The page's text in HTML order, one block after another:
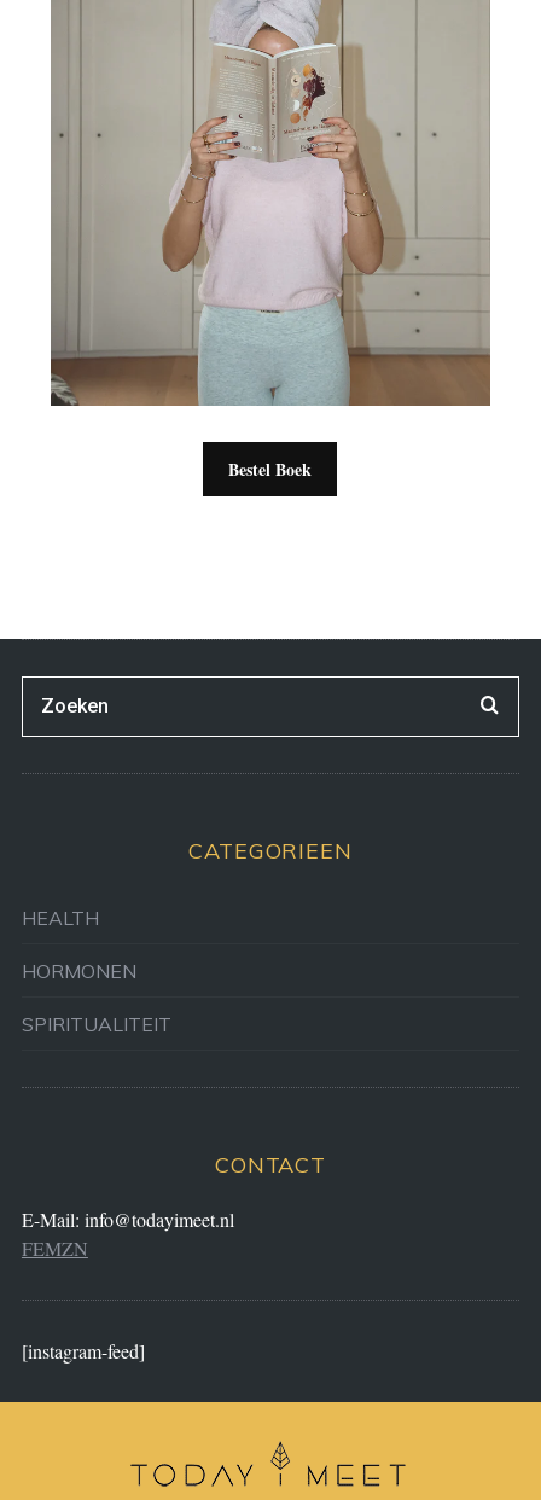
Bestel Boek
CATEGORIEEN
HEALTH
HORMONEN
SPIRITUALITEIT
CONTACT
E-Mail: info@todayimeet.nl
FEMZN
[instagram-feed]